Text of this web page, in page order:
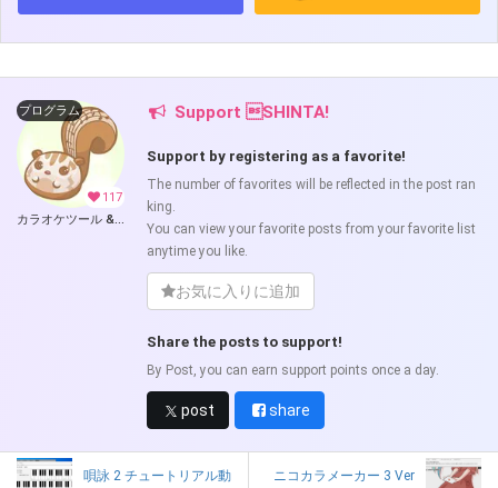
117
プログラム
カラオケツール & UTAU 支援ツール (SHINTA)
Support SHINTA!
Support by registering as a favorite!
The number of favorites will be reflected in the post ran
king.
You can view your favorite posts from your favorite list
anytime you like.
お気に入りに追加
Share the posts to support!
By Post, you can earn support points once a day.
post share
唄詠 2 チュートリアル動
ニコカラメーカー 3 Ver